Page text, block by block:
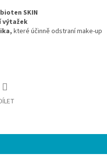
SKIN
výtažek
které účinně odstraní make-up